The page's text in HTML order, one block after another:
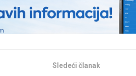
Sledeći članak